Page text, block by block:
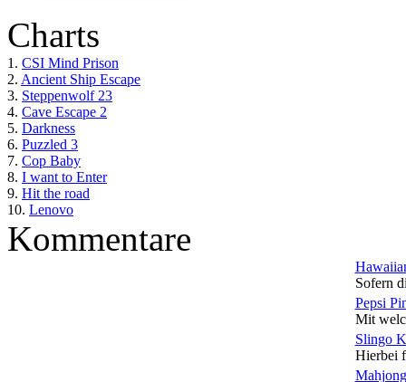
Charts
1. CSI Mind Prison
2. Ancient Ship Escape
3. Steppenwolf 23
4. Cave Escape 2
5. Darkness
6. Puzzled 3
7. Cop Baby
8. I want to Enter
9. Hit the road
10. Lenovo
Kommentare
Sofern
Pepsi
Mit
Slingo
Hierbei